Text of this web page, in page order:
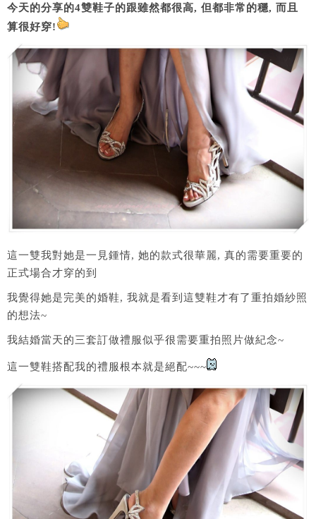
今天的分享的4雙鞋子的跟雖然都很高, 但都非常的穩, 而且
算很好穿!
這一雙我對她是一見鍾情, 她的款式很華麗, 真的需要重要的
正式場合才穿的到
我覺得她是完美的婚鞋, 我就是看到這雙鞋才有了重拍婚紗照
的想法~
我結婚當天的三套訂做禮服似乎很需要重拍照片做紀念~
這一雙鞋搭配我的禮服根本就是絕配~~~